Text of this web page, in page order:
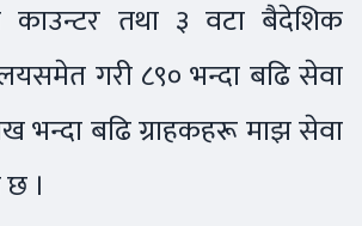
तथा ३ वटा बैदेशिक
गरी ८९० भन्दा बढि सेवा
भन्दा बढि ग्राहकहरू माझ सेवा
।